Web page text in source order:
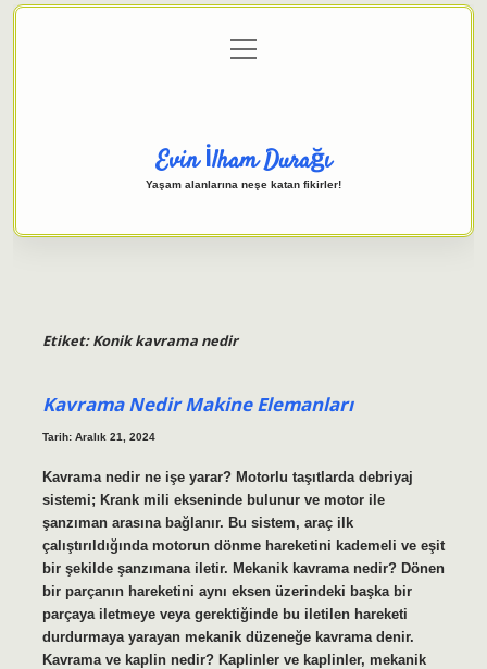
Gizlilik Politikası
menüyü
aç
Evin İlham Durağı
Yaşam alanlarına neşe katan fikirler!
Etiket:Konik kavrama nedir
Kavrama Nedir Makine Elemanları
Tarih: Aralık 21, 2024
Kavrama nedir ne işe yarar? Motorlu taşıtlarda debriyaj
sistemi; Krank mili ekseninde bulunur ve motor ile
şanzıman arasına bağlanır. Bu sistem, araç ilk
çalıştırıldığında motorun dönme hareketini kademeli ve eşit
bir şekilde şanzımana iletir. Mekanik kavrama nedir? Dönen
bir parçanın hareketini aynı eksen üzerindeki başka bir
parçaya iletmeye veya gerektiğinde bu iletilen hareketi
durdurmaya yarayan mekanik düzeneğe kavrama denir.
Kavrama ve kaplin nedir? Kaplinler ve kaplinler, mekanik